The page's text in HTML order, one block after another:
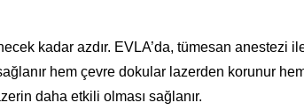
kadar azdır. EVLA’da, tümesan anestezi
hem çevre dokular lazerden korunur
daha etkili olması sağlanır.